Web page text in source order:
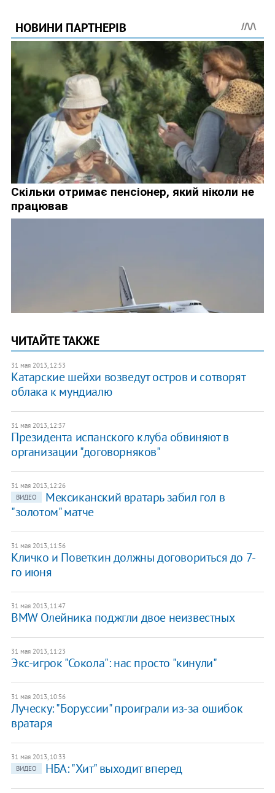
ЧИТАЙТЕ ТАКЖЕ
31 мая 2013, 12:53
Катарские шейхи возведут остров и сотворят
облака к мундиалю
31 мая 2013, 12:37
Президента испанского клуба обвиняют в
организации "договорняков"
31 мая 2013, 12:26
ВИДЕО
Мексиканский вратарь забил гол в
"золотом" матче
31 мая 2013, 11:56
Кличко и Поветкин должны договориться до 7-
го июня
31 мая 2013, 11:47
BMW Олейника поджгли двое неизвестных
31 мая 2013, 11:23
Экс-игрок "Сокола": нас просто "кинули"
31 мая 2013, 10:56
Луческу: "Боруссии" проиграли из-за ошибок
вратаря
31 мая 2013, 10:33
ВИДЕО
НБА: "Хит" выходит вперед